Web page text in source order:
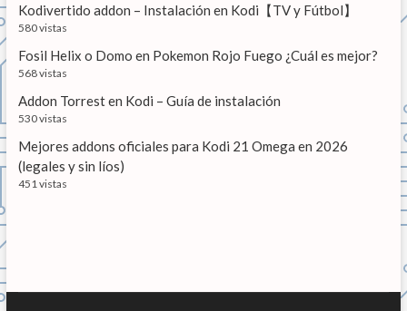
Kodivertido addon – Instalación en Kodi【TV y Fútbol】
580 vistas
Fosil Helix o Domo en Pokemon Rojo Fuego ¿Cuál es mejor?
568 vistas
Addon Torrest en Kodi – Guía de instalación
530 vistas
Mejores addons oficiales para Kodi 21 Omega en 2026
(legales y sin líos)
451 vistas